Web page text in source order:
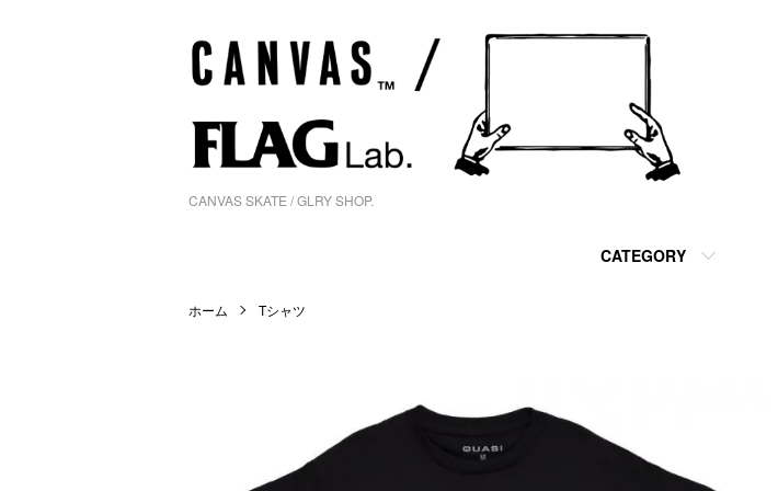
CANVAS SKATE / GLRY SHOP.
CATEGORY
ホーム Tシャツ